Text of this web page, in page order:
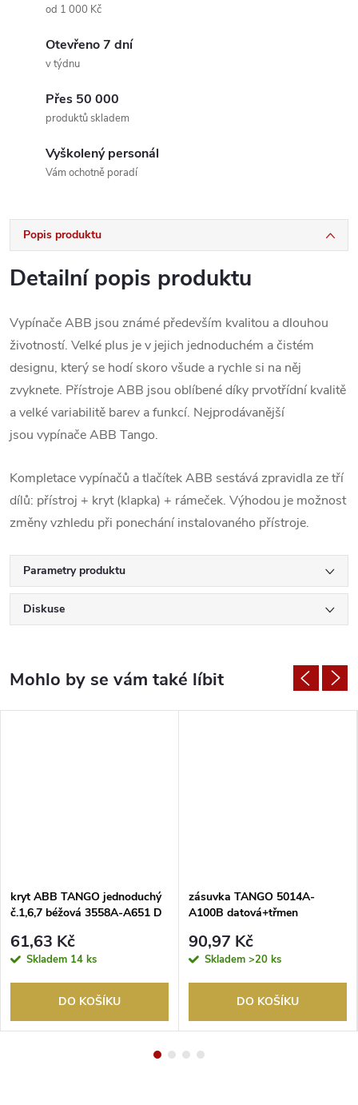
od 1 000 Kč
Otevřeno 7 dní
v týdnu
Přes 50 000
produktů skladem
Vyškolený personál
Vám ochotně poradí
Popis produktu
Detailní popis produktu
Vypínače ABB jsou známé především kvalitou a dlouhou
životností. Velké plus je v jejich jednoduchém a čistém
designu, který se hodí skoro všude a rychle si na něj
zvyknete. Přístroje ABB jsou oblíbené díky prvotřídní kvalitě
a velké variabilitě barev a funkcí. Nejprodávanější
jsou vypínače ABB Tango.
Kompletace vypínačů a tlačítek ABB sestává zpravidla ze tří
dílů: přístroj + kryt (klapka) + rámeček. Výhodou je možnost
změny vzhledu při ponechání instalovaného přístroje.
Parametry produktu
Diskuse
kryt ABB TANGO jednoduchý
č.1,6,7 béžová 3558A-A651 D
61,63 Kč
Skladem 14 ks
DO KOŠÍKU
zásuvka TANGO 5014A-
A100B datová+třmen
90,97 Kč
Skladem >20 ks
DO KOŠÍKU